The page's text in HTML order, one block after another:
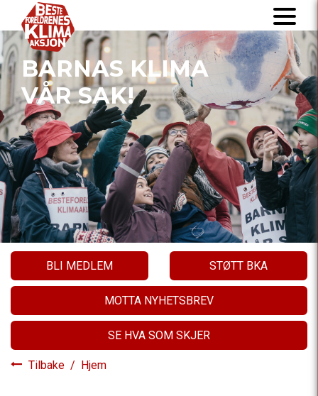
BARNAS KLIMA
VÅR SAK!
BLI MEDLEM STØTT BKA
MOTTA NYHETSBREV
SE HVA SOM SKJER
Tilbake / Hjem